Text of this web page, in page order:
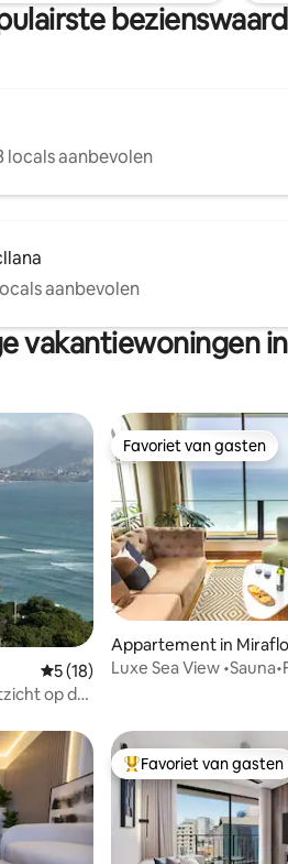
perfecte uitje!
locals aanbevolen
aanbevolen
vakantiewoningen
recensies
Gemiddelde beoordeling van 5
5 (18)
op de
Favoriet van gasten
Favoriet van gasten
Appartement in
Luxe Sea View
Topfavoriet van
Favoriet van gasten